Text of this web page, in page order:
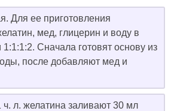
Для ее приготовления
мед, глицерин и воду в
Сначала готовят основу из
после добавляют мед и
л. желатина заливают 30 мл